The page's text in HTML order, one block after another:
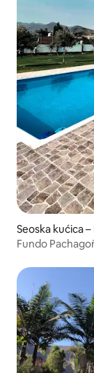
Seoska kućica
Fundo